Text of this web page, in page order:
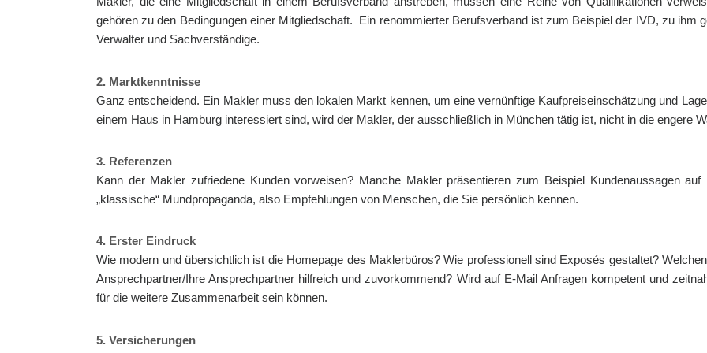
gehören zu den Bedingungen einer Mitgliedschaft. Ein renommierter Berufsverband ist zum Beispiel der IVD, zu ihm
Verwalter und Sachverständige.
2. Marktkenntnisse
Ganz entscheidend. Ein Makler muss den lokalen Markt kennen, um eine vernünftige Kaufpreiseinschätzung und
einem Haus in Hamburg interessiert sind, wird der Makler, der ausschließlich in München tätig ist, nicht in die engere
3. Referenzen
Kann der Makler zufriedene Kunden vorweisen? Manche Makler präsentieren zum Beispiel Kundenaussagen
„klassische“ Mundpropaganda, also Empfehlungen von Menschen, die Sie persönlich kennen.
4. Erster Eindruck
Wie modern und übersichtlich ist die Homepage des Maklerbüros? Wie professionell sind Exposés gestaltet?
Ansprechpartner/Ihre Ansprechpartner hilfreich und zuvorkommend? Wird auf E-Mail Anfragen kompetent und
für die weitere Zusammenarbeit sein können.
5. Versicherungen